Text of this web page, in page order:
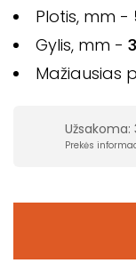
Plotis, mm -
Gylis, mm -
Mažiausias
Prekės